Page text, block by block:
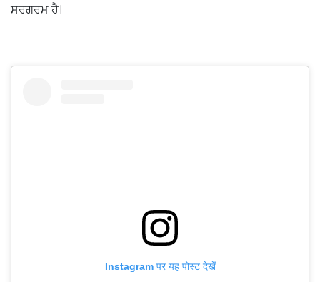
ਸਰਗਰਮ ਹੈ।
Instagram पर यह पोस्ट देखें